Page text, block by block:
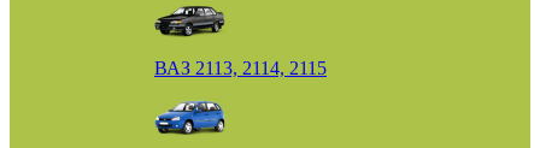
ВАЗ 2113, 2114, 2115